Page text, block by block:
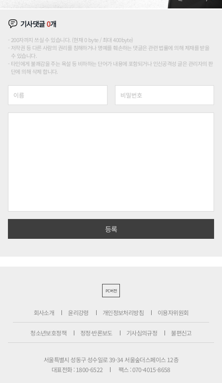
기사댓글0개
200자까지 쓰실 수 있습니다. (현재 0 byte / 최대 400byte)
저작권 등 다른 사람의 권리를 침해하거나 명예를 훼손하는 댓글은 관련 법률에 의해 제재를 받을
수 있습니다.
타인에게 불쾌감을 주는 욕설 등 비하하는 단어가 내용에 포함되거나 인신공격성 글은 관리자의 판
단에 의해 삭제 합니다.
PC버전
회사소개 윤리강령 개인정보처리방침 이용자위원회
청소년보호정책 정정·반론보도 기사심의규정 불편신고
서울특별시 성동구 성수일로 39-34 서울숲더스페이스 12층
대표전화 : 1800-6522
팩스 : 070-4015-8658